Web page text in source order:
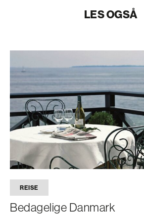
LES OGSÅ
REISE
Bedagelige Danmark